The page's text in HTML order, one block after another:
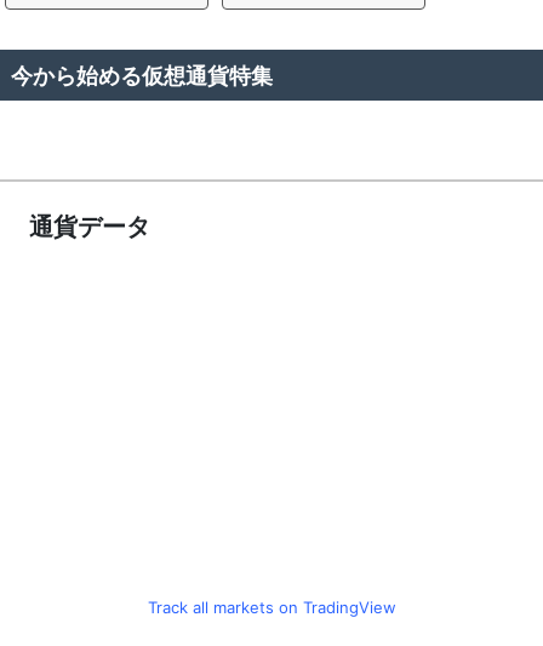
今から始める仮想通貨特集
通貨データ
Track all markets on TradingView